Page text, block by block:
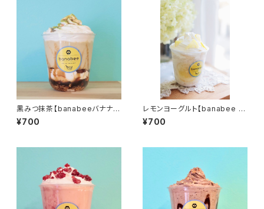
黒みつ抹茶【banabeeバナナジ
ュースパフェ】
¥700
レモンヨーグルト【banabee バ
ナナジュースパフェ】
¥700